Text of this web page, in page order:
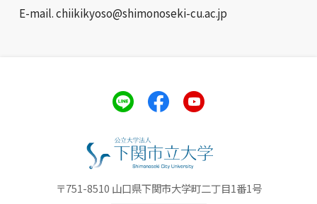
E-mail. chiikikyoso@shimonoseki-cu.ac.jp
〒751-8510 山口県下関市大学町二丁目1番1号